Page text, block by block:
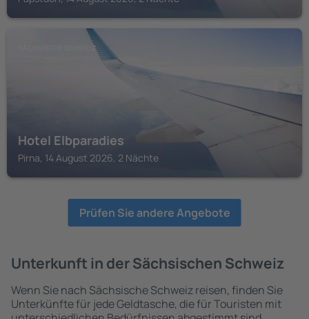
SÄCHSISCHE SCHWEIZ
Hotel Elbparadies
Pirna, 14 August 2026, 2 Nächte
Prüfen Sie andere Angebote
Unterkunft in der Sächsischen Schweiz
Wenn Sie nach Sächsische Schweiz reisen, finden Sie
Unterkünfte für jede Geldtasche, die für Touristen mit